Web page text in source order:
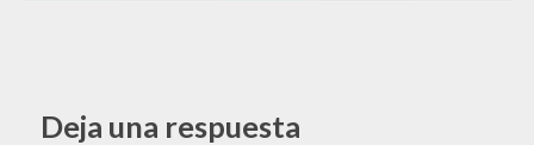
Deja una respuesta